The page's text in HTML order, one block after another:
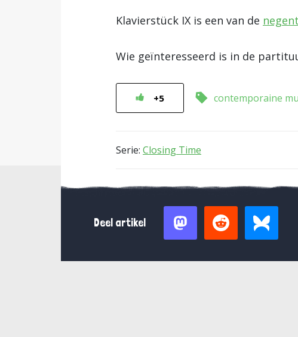
Klavierstück IX is een van de
Wie geïnteresseerd is in de
+5 contemporaine
Serie: Closing Time
Deel artikel